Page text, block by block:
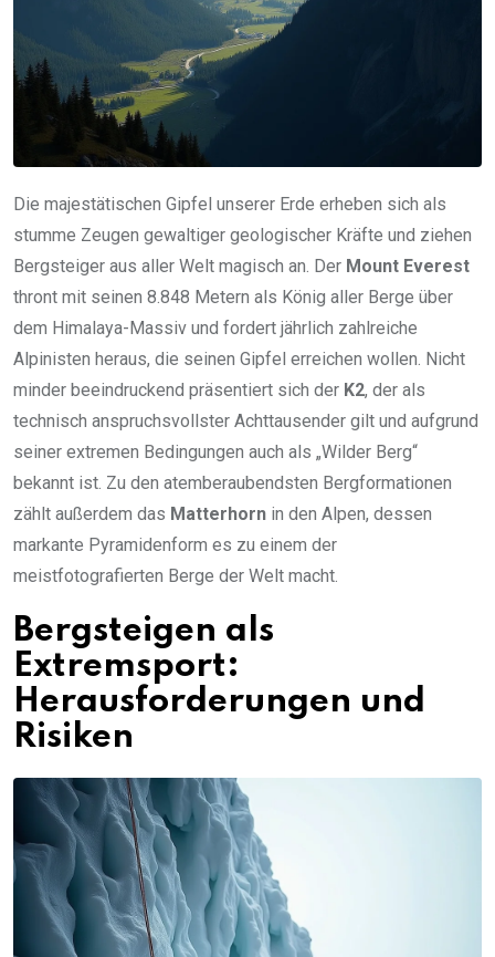
Die majestätischen Gipfel unserer Erde erheben sich als
stumme Zeugen gewaltiger geologischer Kräfte und ziehen
Bergsteiger aus aller Welt magisch an. Der Mount Everest
thront mit seinen 8.848 Metern als König aller Berge über
dem Himalaya-Massiv und fordert jährlich zahlreiche
Alpinisten heraus, die seinen Gipfel erreichen wollen. Nicht
minder beeindruckend präsentiert sich der K2, der als
technisch anspruchsvollster Achttausender gilt und aufgrund
seiner extremen Bedingungen auch als „Wilder Berg“
bekannt ist. Zu den atemberaubendsten Bergformationen
zählt außerdem das Matterhorn in den Alpen, dessen
markante Pyramidenform es zu einem der
meistfotografierten Berge der Welt macht.
Bergsteigen als
Extremsport:
Herausforderungen und
Risiken